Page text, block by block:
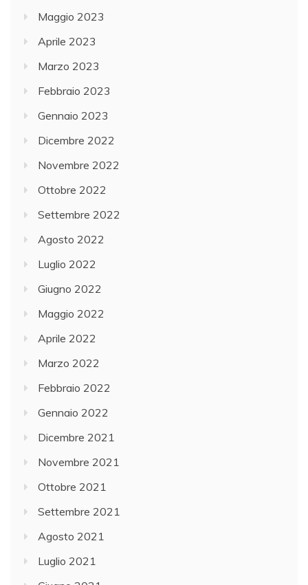
Maggio 2023
Aprile 2023
Marzo 2023
Febbraio 2023
Gennaio 2023
Dicembre 2022
Novembre 2022
Ottobre 2022
Settembre 2022
Agosto 2022
Luglio 2022
Giugno 2022
Maggio 2022
Aprile 2022
Marzo 2022
Febbraio 2022
Gennaio 2022
Dicembre 2021
Novembre 2021
Ottobre 2021
Settembre 2021
Agosto 2021
Luglio 2021